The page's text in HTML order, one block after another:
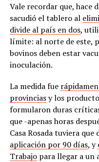
Vale recordar que, hace
sacudió el tablero al
divide al país en dos,
límite: al norte de este,
bovinos deben estar
inoculación.
La medida fue
provinciasy los
formularon duras
que -apenas horas
Casa Rosada tuviera
aplicación por 90 días, y
Trabajo para llegar a un